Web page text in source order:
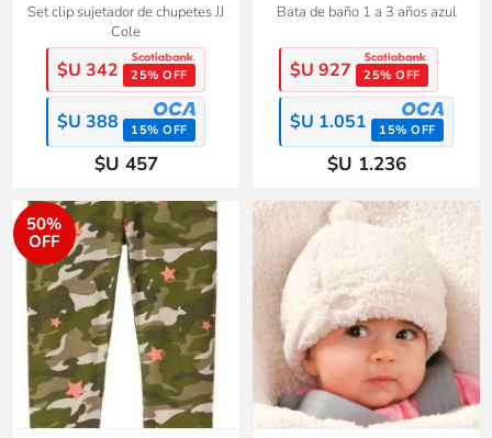
Set clip sujetador de chupetes JJ
Cole
$U 342 25% OFF
$U 388 15% OFF
$U 457
Bata de baño 1 a 3 años azul
$U 927 25% OFF
$U 1.051 15% OFF
$U 1.236
50%
OFF